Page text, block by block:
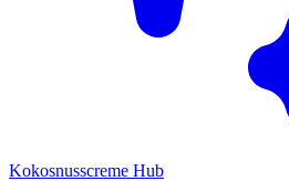
Kokosnusscreme Hub